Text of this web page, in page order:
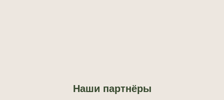
Наши партнёры